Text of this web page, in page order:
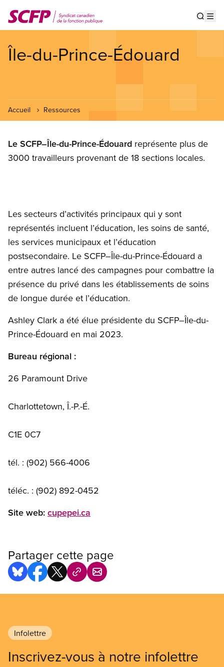
au
contenu
principal
Île-du-Prince-Édouard
Accueil Ressources
Le SCFP–Île-du-Prince-Édouard représente plus de
3000 travailleurs provenant de 18 sections locales.
Les secteurs d’activités principaux qui y sont
représentés incluent l’éducation, les soins de santé,
les services municipaux et l’éducation
postsecondaire. Le SCFP–Île-du-Prince-Édouard a
entre autres lancé des campagnes pour combattre la
présence du privé dans les établissements de soins
de longue durée et l’éducation.
Ashley Clark a été élue présidente du SCFP–Île-du-
Prince-Édouard en mai 2023.​
Bureau régional :
26 Paramount Drive
Charlottetown, Î.-P.-É.
C1E 0C7
tél. : (902) 566-4006
téléc. : (902) 892-0452
Site web: cupepei.ca
Partager cette page
Infolettre
Inscrivez-vous à notre infolettre